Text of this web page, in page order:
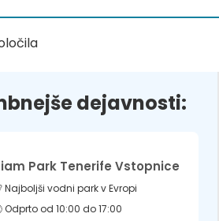
dejavnosti:
Park Tenerife Vstopnice
Najboljši vodni park v Evropi
Odprto od 10:00 do 17:00